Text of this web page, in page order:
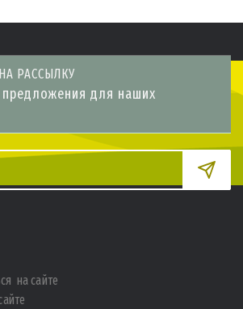
РАССЫЛКУ
для наших
на сайте